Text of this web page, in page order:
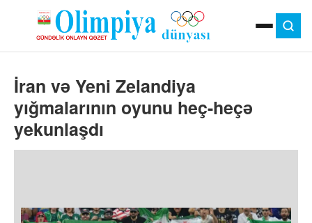
MOK
OLIMPIYA OYUNLARI
ÇAP VERSIYASI
TV
GÜNDƏM
FOTO
İran və Yeni Zelandiya
yığmalarının oyunu heç-heçə
yekunlaşdı